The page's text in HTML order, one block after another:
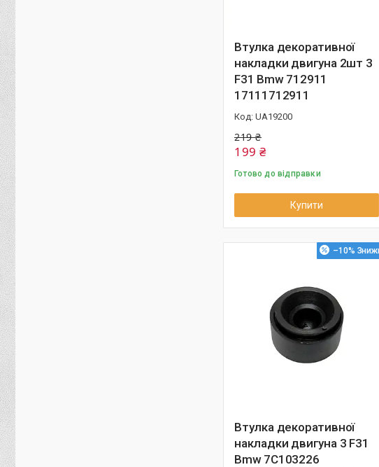
Втулка декоративної
накладки двигуна 2шт 3
F31 Bmw 712911
17111712911
UA19200
219 ₴
199 ₴
Готово до відправки
Купити
–10%
Втулка декоративної
накладки двигуна 3 F31
Bmw 7C103226